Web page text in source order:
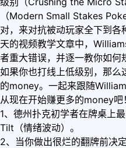
（Modern Small Stakes
对，来对抗被动玩家全下到
天的视频教学文章中，
者重大错误，并逐一教你如何
如果你也打线上低级别，那
的money。一起来跟随
从现在开始赚更多的money吧！
1、德州扑克初学者在牌桌上
Tilt（情绪波动）。
2、当你做出很烂的翻牌前决